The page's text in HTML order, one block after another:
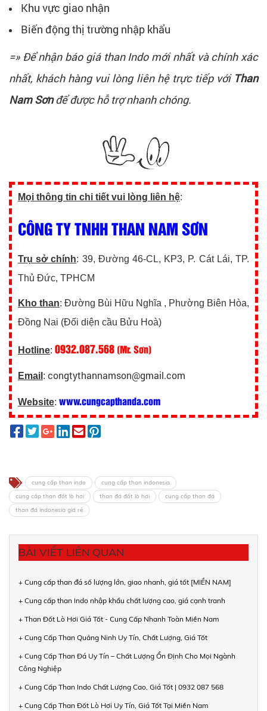
Khu vực giao nhận
Biến động thị trường nhập khẩu
=» Để nhận báo giá than Indo mới nhất và chính xác
nhất, khách hàng vui lòng liên hệ trực tiếp với Than
Nam Sơnđể được hỗ trợ nhanh chóng.
Mọi thông tin chi tiết vui lòng liên hệ:
CÔNG TY TNHH THAN NAM SƠN
Trụ sở chính: 39, Đường 46-CL, KP3, P. Cát Lái, TP.
Thủ Đức, TPHCM
Kho than: Đường Bùi Hữu Nghĩa , Phường Biên Hòa,
Đồng Nai (Đối diện cầu Bửu Hoà)
Hotline: 0932.087.568 (Mr. Sơn)
Email : congtythannamson@gmail.com
Website: www.cungcapthanda.com
cung cấp than indo
cung cấp than indonesia
cung cấp than đốt lò hơi
than đá đốt lò hơi
cung cấp than đá
than đá indonesia giá rẻ
BÀI VIẾT LIÊN QUAN
+ Cung cấp than đá số lượng lớn, giao nhanh, giá tốt [MIỀN NAM]
+ Cung cấp than Indo nhập khẩu chất lượng cao, giá cạnh tranh
+ Than Đốt Lò Hơi Giá Tốt - Cung Cấp Nhanh Toàn Miền Nam
+ Cung Cấp Than Quảng Ninh Uy Tín, Chất Lượng, Giá Tốt
+ Cung Cấp Than Đá Uy Tín – Chất Lượng Ổn Định Cho Mọi Ngành
Công Nghiệp
+ Cung Cấp Than Indo Chất Lượng Cao, Giá Tốt | 0932 087 568
+ Cung Cấp Than Đốt Lò Hơi Uy Tín, Giá Tốt Tại Miền Nam